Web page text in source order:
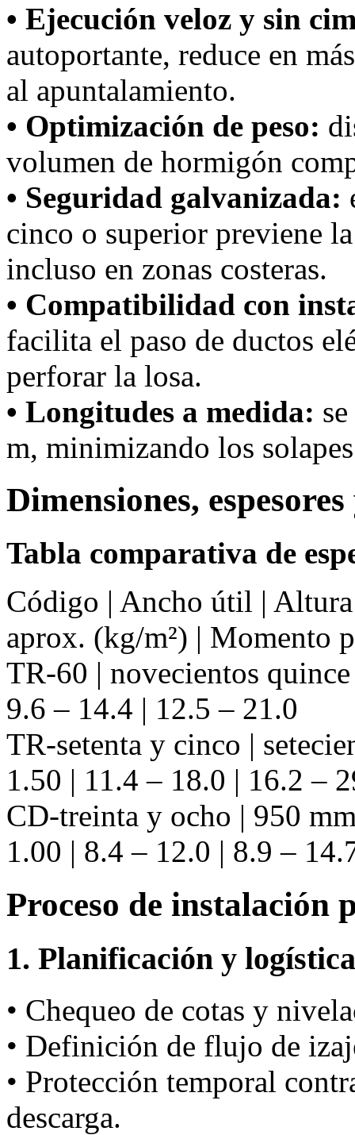
• Ejecución veloz y sin
autoportante, reduce en
al apuntalamiento.
• Optimización de peso:
volumen de hormigón
• Seguridad galvanizada:
cinco o superior previene
incluso en zonas costeras.
• Compatibilidad con
facilita el paso de ductos
perforar la losa.
• Longitudes a medida:
m, minimizando los
Dimensiones,
Tabla comparativa de
Código | Ancho útil |
aprox. (kg/m²) | Momento
TR-60 | novecientos
9.6 – 14.4 | 12.5 – 21.0
TR-setenta y cinco |
1.50 | 11.4 – 18.0 | 16.2 –
CD-treinta y ocho | 950
1.00 | 8.4 – 12.0 | 8.9 –
Proceso de instalación
1. Planificación y
• Chequeo de cotas y
• Definición de flujo de
• Protección temporal
descarga.